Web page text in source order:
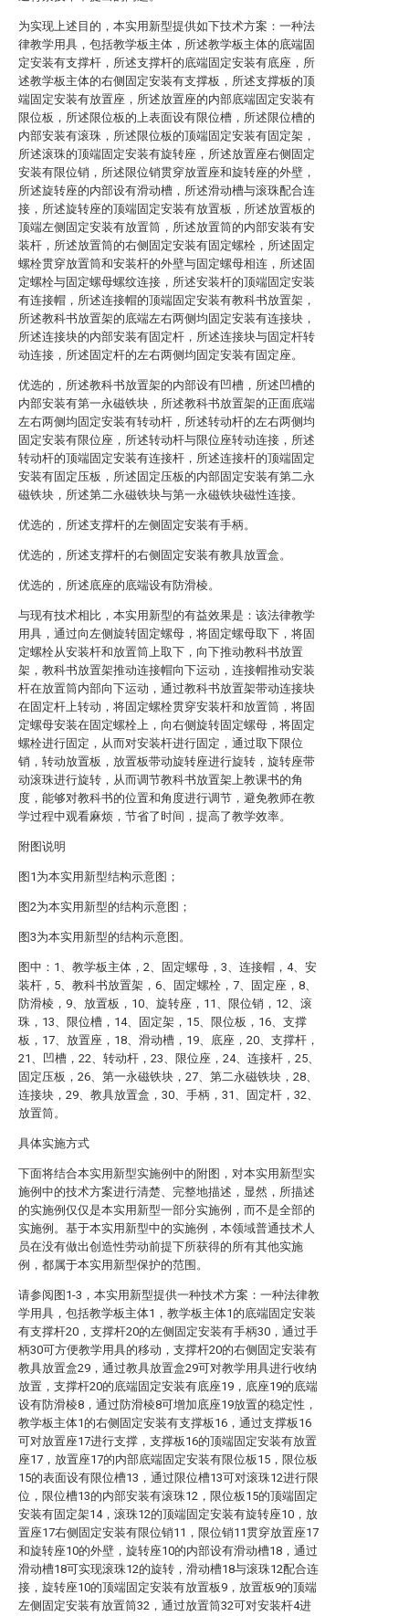
为实现上述目的，本实用新型提供如下技术方案：一种法
律教学用具，包括教学板主体，所述教学板主体的底端固
定安装有支撑杆，所述支撑杆的底端固定安装有底座，所
述教学板主体的右侧固定安装有支撑板，所述支撑板的顶
端固定安装有放置座，所述放置座的内部底端固定安装有
限位板，所述限位板的上表面设有限位槽，所述限位槽的
内部安装有滚珠，所述限位板的顶端固定安装有固定架，
所述滚珠的顶端固定安装有旋转座，所述放置座右侧固定
安装有限位销，所述限位销贯穿放置座和旋转座的外壁，
所述旋转座的内部设有滑动槽，所述滑动槽与滚珠配合连
接，所述旋转座的顶端固定安装有放置板，所述放置板的
顶端左侧固定安装有放置筒，所述放置筒的内部安装有安
装杆，所述放置筒的右侧固定安装有固定螺栓，所述固定
螺栓贯穿放置筒和安装杆的外壁与固定螺母相连，所述固
定螺栓与固定螺母螺纹连接，所述安装杆的顶端固定安装
有连接帽，所述连接帽的顶端固定安装有教科书放置架，
所述教科书放置架的底端左右两侧均固定安装有连接块，
所述连接块的内部安装有固定杆，所述连接块与固定杆转
动连接，所述固定杆的左右两侧均固定安装有固定座。
优选的，所述教科书放置架的内部设有凹槽，所述凹槽的
内部安装有第一永磁铁块，所述教科书放置架的正面底端
左右两侧均固定安装有转动杆，所述转动杆的左右两侧均
固定安装有限位座，所述转动杆与限位座转动连接，所述
转动杆的顶端固定安装有连接杆，所述连接杆的顶端固定
安装有固定压板，所述固定压板的内部固定安装有第二永
磁铁块，所述第二永磁铁块与第一永磁铁块磁性连接。
优选的，所述支撑杆的左侧固定安装有手柄。
优选的，所述支撑杆的右侧固定安装有教具放置盒。
优选的，所述底座的底端设有防滑棱。
与现有技术相比，本实用新型的有益效果是：该法律教学
用具，通过向左侧旋转固定螺母，将固定螺母取下，将固
定螺栓从安装杆和放置筒上取下，向下推动教科书放置
架，教科书放置架推动连接帽向下运动，连接帽推动安装
杆在放置筒内部向下运动，通过教科书放置架带动连接块
在固定杆上转动，将固定螺栓贯穿安装杆和放置筒，将固
定螺母安装在固定螺栓上，向右侧旋转固定螺母，将固定
螺栓进行固定，从而对安装杆进行固定，通过取下限位
销，转动放置板，放置板带动旋转座进行旋转，旋转座带
动滚珠进行旋转，从而调节教科书放置架上教课书的角
度，能够对教科书的位置和角度进行调节，避免教师在教
学过程中观看麻烦，节省了时间，提高了教学效率。
附图说明
图1为本实用新型结构示意图；
图2为本实用新型的结构示意图；
图3为本实用新型的结构示意图。
图中：1、教学板主体，2、固定螺母，3、连接帽，4、安
装杆，5、教科书放置架，6、固定螺栓，7、固定座，8、
防滑棱，9、放置板，10、旋转座，11、限位销，12、滚
珠，13、限位槽，14、固定架，15、限位板，16、支撑
板，17、放置座，18、滑动槽，19、底座，20、支撑杆，
21、凹槽，22、转动杆，23、限位座，24、连接杆，25、
固定压板，26、第一永磁铁块，27、第二永磁铁块，28、
连接块，29、教具放置盒，30、手柄，31、固定杆，32、
放置筒。
具体实施方式
下面将结合本实用新型实施例中的附图，对本实用新型实
施例中的技术方案进行清楚、完整地描述，显然，所描述
的实施例仅仅是本实用新型一部分实施例，而不是全部的
实施例。基于本实用新型中的实施例，本领域普通技术人
员在没有做出创造性劳动前提下所获得的所有其他实施
例，都属于本实用新型保护的范围。
请参阅图1-3，本实用新型提供一种技术方案：一种法律教
学用具，包括教学板主体1，教学板主体1的底端固定安装
有支撑杆20，支撑杆20的左侧固定安装有手柄30，通过手
柄30可方便教学用具的移动，支撑杆20的右侧固定安装有
教具放置盒29，通过教具放置盒29可对教学用具进行收纳
放置，支撑杆20的底端固定安装有底座19，底座19的底端
设有防滑棱8，通过防滑棱8可增加底座19放置的稳定性，
教学板主体1的右侧固定安装有支撑板16，通过支撑板16
可对放置座17进行支撑，支撑板16的顶端固定安装有放置
座17，放置座17的内部底端固定安装有限位板15，限位板
15的表面设有限位槽13，通过限位槽13可对滚珠12进行限
位，限位槽13的内部安装有滚珠12，限位板15的顶端固定
安装有固定架14，滚珠12的顶端固定安装有旋转座10，放
置座17右侧固定安装有限位销11，限位销11贯穿放置座17
和旋转座10的外壁，旋转座10的内部设有滑动槽18，通过
滑动槽18可实现滚珠12的旋转，滑动槽18与滚珠12配合连
接，旋转座10的顶端固定安装有放置板9，放置板9的顶端
左侧固定安装有放置筒32，通过放置筒32可对安装杆4进